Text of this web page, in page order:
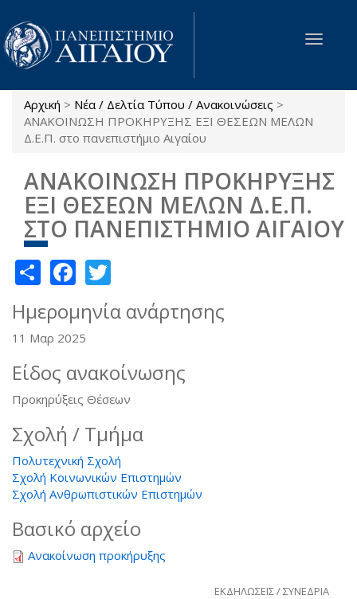
Παράκαμψη προς το κυρίως περιεχόμενο
Toggle
Είστε εδώ
Αρχική > Νέα / Δελτία Τύπου / Ανακοινώσεις >
ΑΝΑΚΟΙΝΩΣΗ ΠΡΟΚΗΡΥΞΗΣ ΕΞΙ ΘΕΣΕΩΝ ΜΕΛΩΝ
Δ.Ε.Π. στο πανεπιστήμιο Αιγαίου
ΑΝΑΚΟΙΝΩΣΗ ΠΡΟΚΗΡΥΞΗΣ
ΕΞΙ ΘΕΣΕΩΝ ΜΕΛΩΝ Δ.Ε.Π.
ΣΤΟ ΠΑΝΕΠΙΣΤΗΜΙΟ ΑΙΓΑΙΟΥ
ShareFacebook
Ημερομηνία ανάρτησης
11 Μαρ 2025
Είδος ανακοίνωσης
Προκηρύξεις Θέσεων
Σχολή / Τμήμα
Πολυτεχνική Σχολή
Σχολή Κοινωνικών Επιστημών
Σχολή Ανθρωπιστικών Επιστημών
Βασικό αρχείο
Ανακοίνωση προκήρυξης
ΕΚΔΗΛΩΣΕΙΣ / ΣΥΝΕΔΡΙΑ